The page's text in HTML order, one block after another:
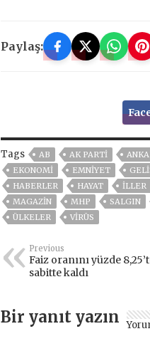
Paylaş:
Tags AB AK PARTİ
EKONOMİ
EMNİYET
HABERLER
HAYAT İLLER
MAGAZİN
MHP SALGIN
ÜLKELER
VIRÜS
Previous
Faiz oranını yüzde
sabitte kaldı
Bir yanıt yazın